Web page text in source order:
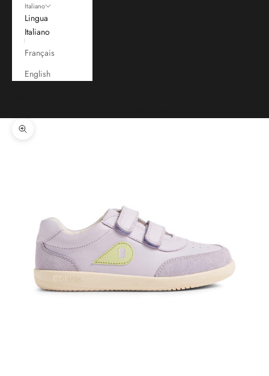
Italiano
Lingua
Italiano
Français
English
Ingrandisci immagine